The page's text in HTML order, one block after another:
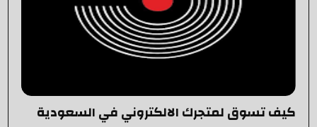
كيف تسوق لمتجرك الالكتروني في السعودية